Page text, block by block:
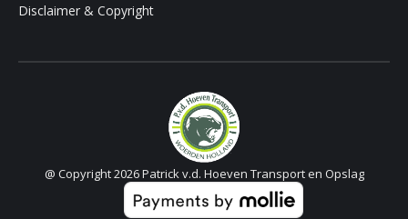
Disclaimer & Copyright
@ Copyright 2026 Patrick v.d. Hoeven Transport en Opslag